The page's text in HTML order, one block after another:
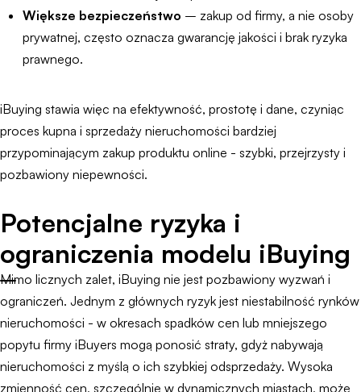
Większe bezpieczeństwo – zakup od firmy, a nie osoby
prywatnej, często oznacza gwarancję jakości i brak ryzyka
prawnego.
iBuying stawia więc na efektywność, prostotę i dane, czyniąc
proces kupna i sprzedaży nieruchomości bardziej
przypominającym zakup produktu online - szybki, przejrzysty i
pozbawiony niepewności.
Potencjalne ryzyka i
ograniczenia modelu iBuying
Mimo licznych zalet, iBuying nie jest pozbawiony wyzwań i
ograniczeń. Jednym z głównych ryzyk jest niestabilność rynków
nieruchomości - w okresach spadków cen lub mniejszego
popytu firmy iBuyers mogą ponosić straty, gdyż nabywają
nieruchomości z myślą o ich szybkiej odsprzedaży. Wysoka
zmienność cen, szczególnie w dynamicznych miastach, może